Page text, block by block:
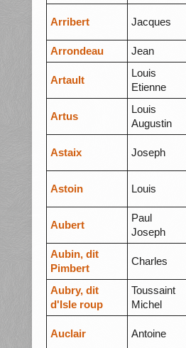
Arribert Jacques
Arrondeau Jean
Artault
Louis
Etienne
Artus
Louis
Augustin
Astaix Joseph
Astoin Louis
Aubert
Paul
Joseph
Aubin, dit
Pimbert
Charles
Aubry, dit
d'Isle roup
Toussaint
Michel
Auclair Antoine